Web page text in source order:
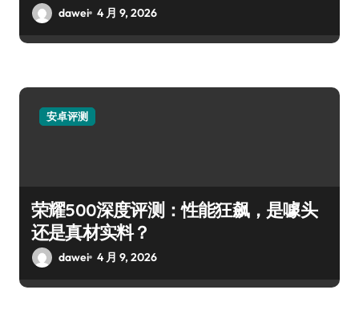
dawei 4 月 9, 2026
安卓评测
荣耀500深度评测：性能狂飙，是噱头
还是真材实料？
dawei 4 月 9, 2026